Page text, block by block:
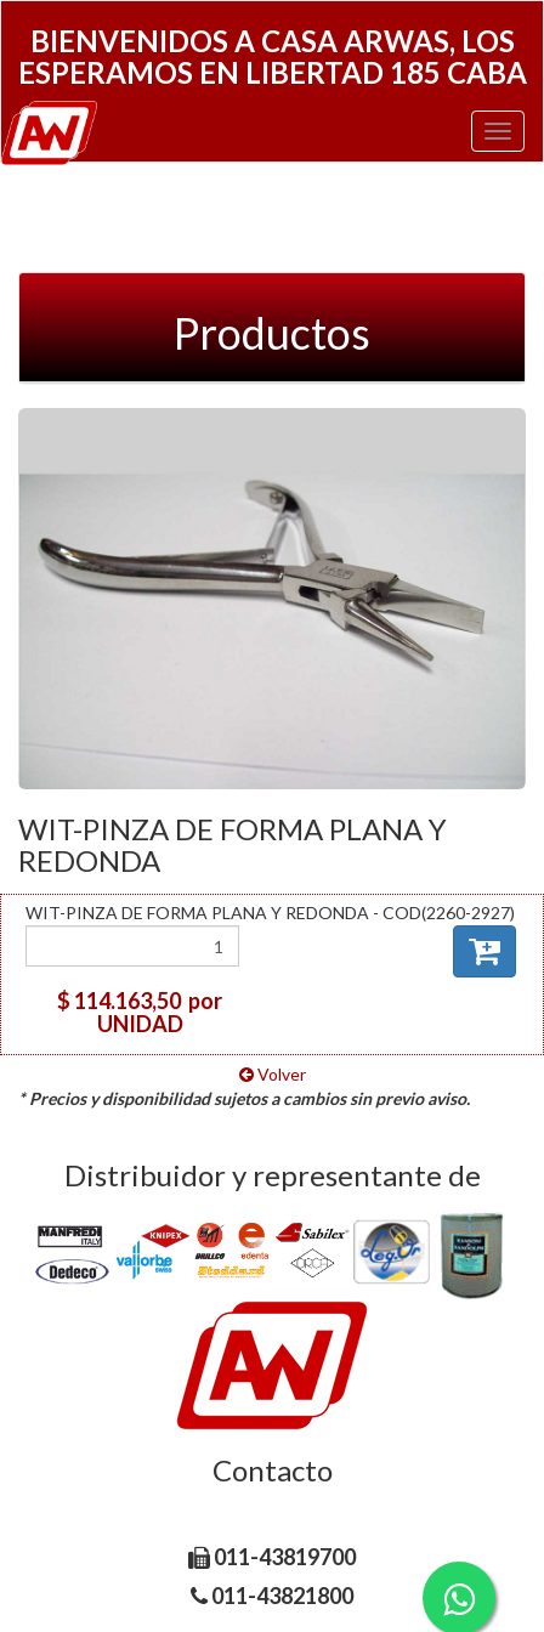
BIENVENIDOS A CASA ARWAS, LOS
ESPERAMOS EN LIBERTAD 185 CABA
Productos
WIT-PINZA DE FORMA PLANA Y
REDONDA
WIT-PINZA DE FORMA PLANA Y REDONDA - COD(2260-2927)
$ 114.163,50 por
UNIDAD
Volver
* Precios y disponibilidad sujetos a cambios sin previo aviso.
Distribuidor y representante de
Contacto
011-43819700
011-43821800